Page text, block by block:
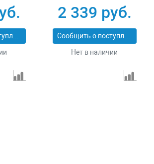
Сообщить о поступлении
43553-3-6
2 339 руб.
Сообщить о поступлении
Нет в наличии